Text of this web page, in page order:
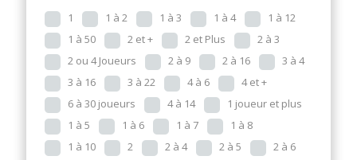
1 1 à 2 1 à 3 1 à 4
1 à 12
1 à 50
2 et + 2 et Plus
2 à 3
2 ou 4 Joueurs
2 à 9 2 à 16
3 à 4
3 à 16
3 à 22 4 à 6
4 et +
6 à 30 joueurs
4 à 14
1 joueur et plus
1 à 5
1 à 6 1 à 7
1 à 8
1 à 10
2 2 à 4 2 à 5
2 à 6